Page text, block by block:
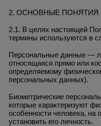
2. ОСНОВНЫЕ ПОНЯТИЯ
2.1. В целях настоящей
термины используются в
Персональные данные —
относящаяся прямо или
определяемому
персональных данных).
Биометрические
которые характеризуют
особенности человека, на
установить его личность.